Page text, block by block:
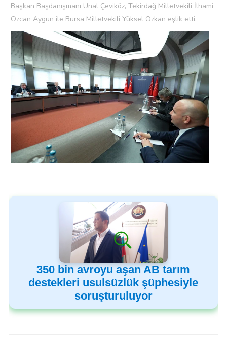
Başkan Başdanışmanı Ünal Çeviköz, Tekirdağ Milletvekili İlhami
Özcan Aygun ile Bursa Milletvekili Yüksel Özkan eşlik etti.
350 bin avroyu aşan AB tarım
destekleri usulsüzlük şüphesiyle
soruşturuluyor